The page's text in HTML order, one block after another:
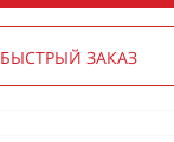
БЫСТРЫЙ ЗАКАЗ